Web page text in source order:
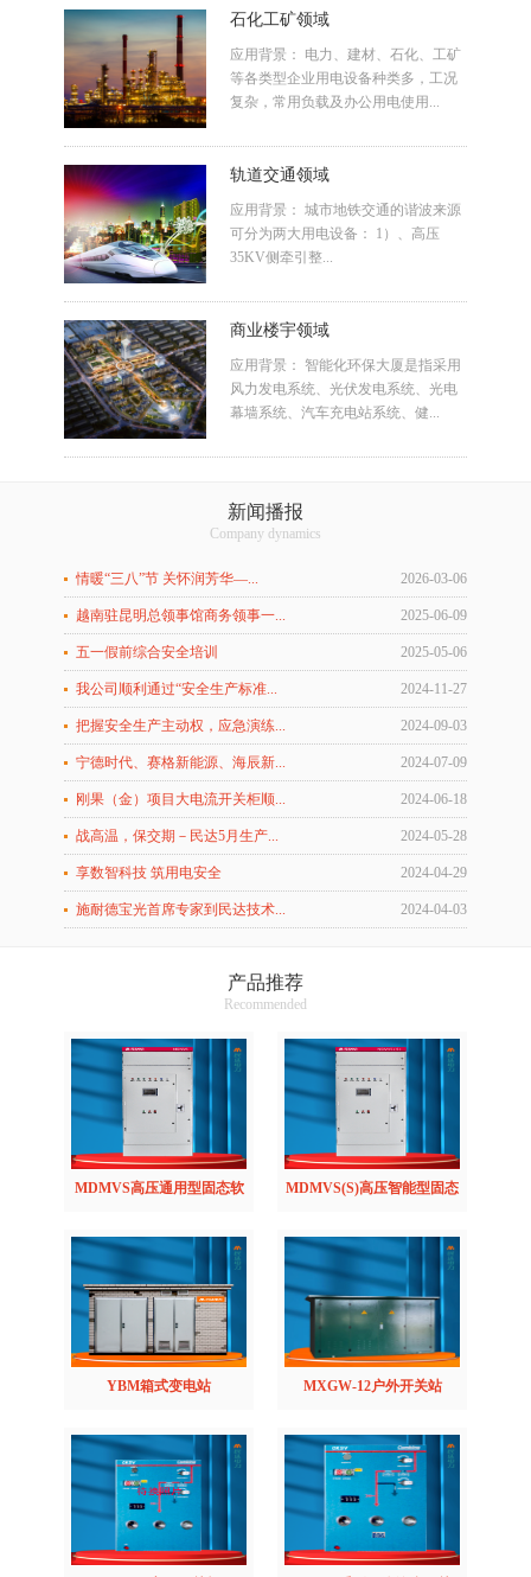
石化工矿领域
应用背景： 电力、建材、石化、工矿
等各类型企业用电设备种类多，工况
复杂，常用负载及办公用电使用...
轨道交通领域
应用背景： 城市地铁交通的谐波来源
可分为两大用电设备： 1）、高压
35KV侧牵引整...
商业楼宇领域
应用背景： 智能化环保大厦是指采用
风力发电系统、光伏发电系统、光电
幕墙系统、汽车充电站系统、健...
新闻播报
Company dynamics
情暖“三八”节 关怀润芳华—... 2026-03-06
越南驻昆明总领事馆商务领事一... 2025-06-09
五一假前综合安全培训 2025-05-06
我公司顺利通过“安全生产标准... 2024-11-27
把握安全生产主动权，应急演练... 2024-09-03
宁德时代、赛格新能源、海辰新... 2024-07-09
刚果（金）项目大电流开关柜顺... 2024-06-18
战高温，保交期－民达5月生产... 2024-05-28
享数智科技 筑用电安全 2024-04-29
施耐德宝光首席专家到民达技术... 2024-04-03
产品推荐
Recommended
MDMVS高压通用型固态软 MDMVS(S)高压智能型固态
YBM箱式变电站 MXGW-12户外开关站